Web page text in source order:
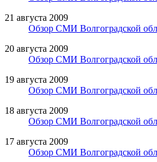
21 августа 2009
Обзор СМИ Волгоградской
20 августа 2009
Обзор СМИ Волгоградской
19 августа 2009
Обзор СМИ Волгоградской
18 августа 2009
Обзор СМИ Волгоградской
17 августа 2009
Обзор СМИ Волгоградской